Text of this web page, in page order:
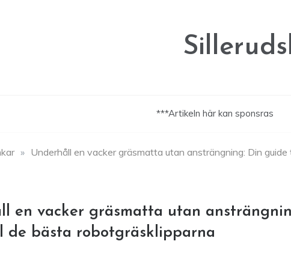
***Artikeln här kan sponsras
» Underhåll en vacker gräsmatta utan ansträngning: Din
en vacker gräsmatta utan
de bästa robotgräsklipparna